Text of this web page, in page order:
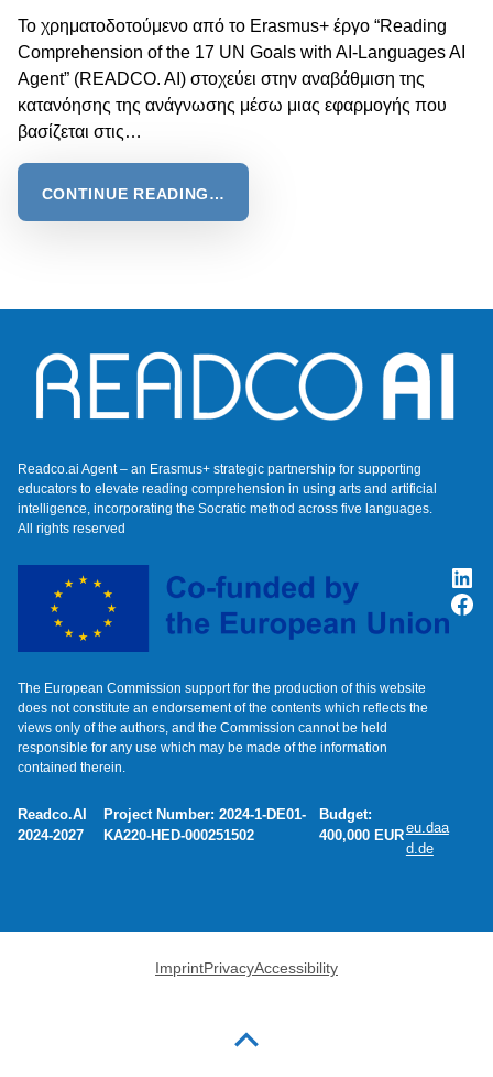
Το χρηματοδοτούμενο από το Erasmus+ έργο “Reading
Comprehension of the 17 UN Goals with AI-Languages AI
Agent” (READCO. AI) στοχεύει στην αναβάθμιση της
κατανόησης της ανάγνωσης μέσω μιας εφαρμογής που
βασίζεται στις…
CONTINUE READING…
Readco.ai Agent – an Erasmus+ strategic partnership for supporting
educators to elevate reading comprehension in using arts and artificial
intelligence, incorporating the Socratic method across five languages.
All rights reserved
The European Commission support for the production of this website
does not constitute an endorsement of the contents which reflects the
views only of the authors, and the Commission cannot be held
responsible for any use which may be made of the information
contained therein.
Readco.AI
2024-2027
Project Number: 2024-1-DE01-
KA220-HED-000251502
Budget:
400,000 EUReu.daa
d.de
ImprintPrivacyAccessibility